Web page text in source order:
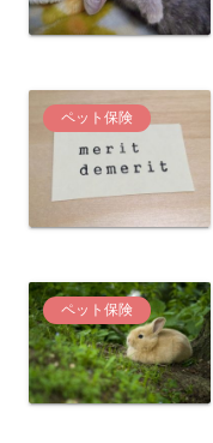
ペット保険
ペット保険